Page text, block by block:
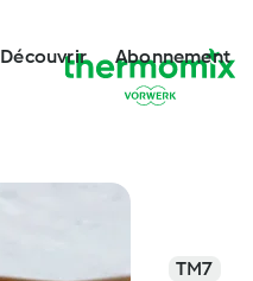
Découvrir Abonnement
TM7